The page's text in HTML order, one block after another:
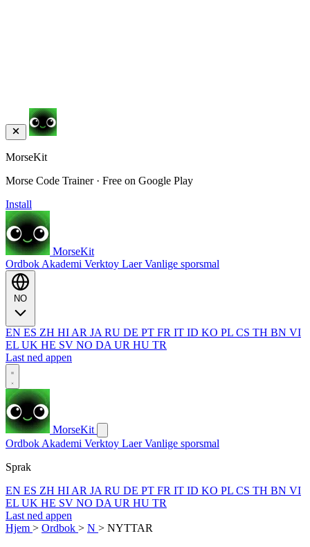
MorseKit
Morse Code Trainer · Free on Google Play
Install
MorseKit
Ordbok Akademi Verktoy LaerVanlige sporsmal
EN ES ZH HI AR JA RU DE PT FR IT ID KO PL CS TH BN VI
EL UK HE SV NO DA UR HU TR
Last ned appen
MorseKit
Ordbok Akademi Verktoy LaerVanlige sporsmal
Sprak
EN ES ZH HI AR JA RU DE PT FR IT ID KO PL CS TH BN VI
EL UK HE SV NO DA UR HU TR
Last ned appen
Hjem > Ordbok > N > NYTTAR